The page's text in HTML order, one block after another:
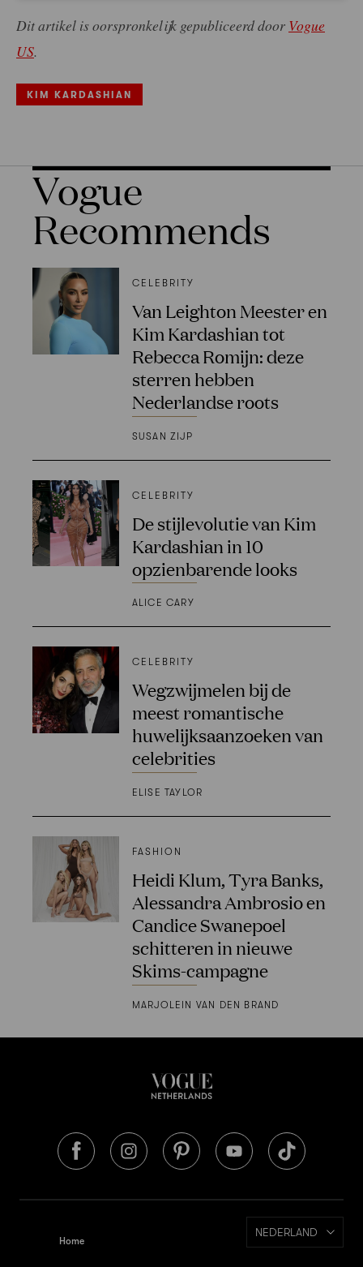
Dit artikel is oorspronkelijk gepubliceerd door Vogue
US.
KIM KARDASHIAN
Vogue
Recommends
CELEBRITY
Van Leighton Meester en
Kim Kardashian tot
Rebecca Romijn: deze
sterren hebben
Nederlandse roots
SUSAN ZIJP
CELEBRITY
De stijlevolutie van Kim
Kardashian in 10
opzienbarende looks
ALICE CARY
CELEBRITY
Wegzwijmelen bij de
meest romantische
huwelijksaanzoeken van
celebrities
ELISE TAYLOR
FASHION
Heidi Klum, Tyra Banks,
Alessandra Ambrosio en
Candice Swanepoel
schitteren in nieuwe
Skims-campagne
MARJOLEIN VAN DEN BRAND
Home
NEDERLAND